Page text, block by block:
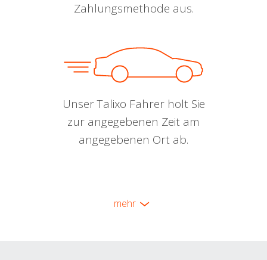
Zahlungsmethode aus.
Unser Talixo Fahrer holt Sie
zur angegebenen Zeit am
angegebenen Ort ab.
mehr